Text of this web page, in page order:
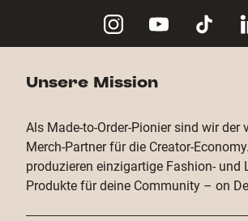
sorgen wir dafür, dass deine
professionell umgesetzt werden.
deine Kunden. So kannst du dich
operative Abwicklung kümmern.
Unsere Mission
Als Made-to-Order-Pionier sind wir der
Merch-Partner für die Creator-
produzieren einzigartige Fashion- und
Produkte für deine Community – on